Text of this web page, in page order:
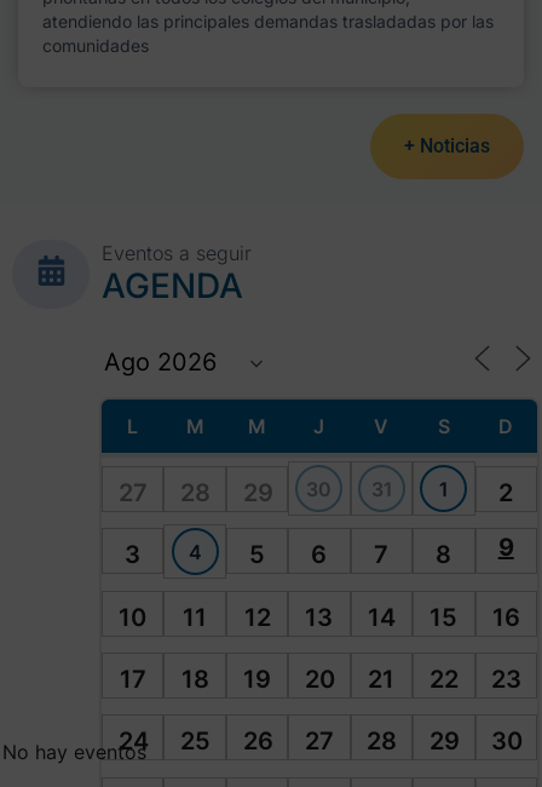
atendiendo las principales demandas trasladadas por las
comunidades
+ Noticias
Eventos a seguir
AGENDA
L M M J V S D
27 28 29 30 31 1 2
3 4 5 6 7 8 9
10 11 12 13 14 15 16
17 18 19 20 21 22 23
24 25 26 27 28 29 30
No hay eventos